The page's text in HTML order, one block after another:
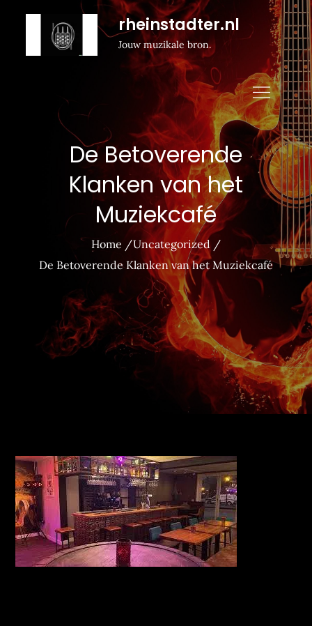
rheinstadter.nl
Jouw muzikale bron.
De Betoverende
Klanken van het
Muziekcafé
Home
Uncategorized
De Betoverende Klanken van het Muziekcafé